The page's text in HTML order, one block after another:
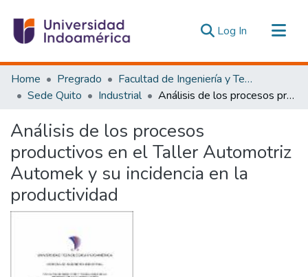
Log In (current)
Communities & Collections
All of DSpace
Estadísticas Externas
Home Pregrado
Facultad de Ingeniería y Tecnologías de la Información y la Comunicación
Sede Quito
Industrial Análisis de los procesos productivos en el Taller Automotriz Automek y su incidencia en la productividad
Análisis de los procesos
productivos en el Taller Automotriz
Automek y su incidencia en la
productividad